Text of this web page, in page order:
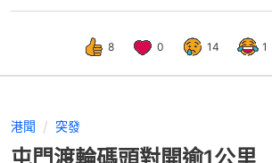
8 0 14 1
港聞 突發